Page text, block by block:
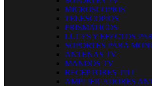
MICROSCOPIOS
TELESCOPIOS
PRISMATICOS
LUCES Y EFECTOS
SOPORTES PARA
ANTENAS TV
MANDOS TV
RECEPTORES TDT
AMPLIFICADORES